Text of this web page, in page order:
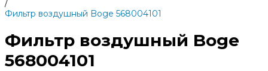
/
Фильтр воздушный Boge 568004101
Фильтр воздушный Boge
568004101